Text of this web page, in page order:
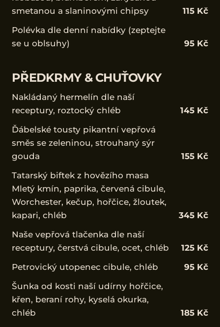
smetanou a slaninovými chipsy
115 Kč
Polévka dle denní nabídky (zeptejte
se u oblsuhy)
95 Kč
PŘEDKRMY & CHUŤOVKY
Nakládaný hermelín dle naší
receptury, roztocký chléb
145 Kč
Ďábelské tousty pikantní vepřová
směs se zeleninou, strouhaný sýr
gouda
155 Kč
Tatarský biftek z hovězího masa
Mletý kmín, paprika, červená cibule,
Worchester, kečup, hořčice, žloutek,
kapari, chléb
345 Kč
Naše vepřová tlačenka dle naší
receptury, čerstvá cibule, ocet, chléb
125 Kč
Petrovický utopenec cibule, chléb
95 Kč
Šunka od kosti naší udírny hořčice,
křen, beraní rohy, kyselá okurka,
chléb
185 Kč